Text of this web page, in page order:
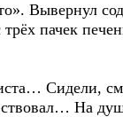
Вывернул
пачек
Сидели,
На